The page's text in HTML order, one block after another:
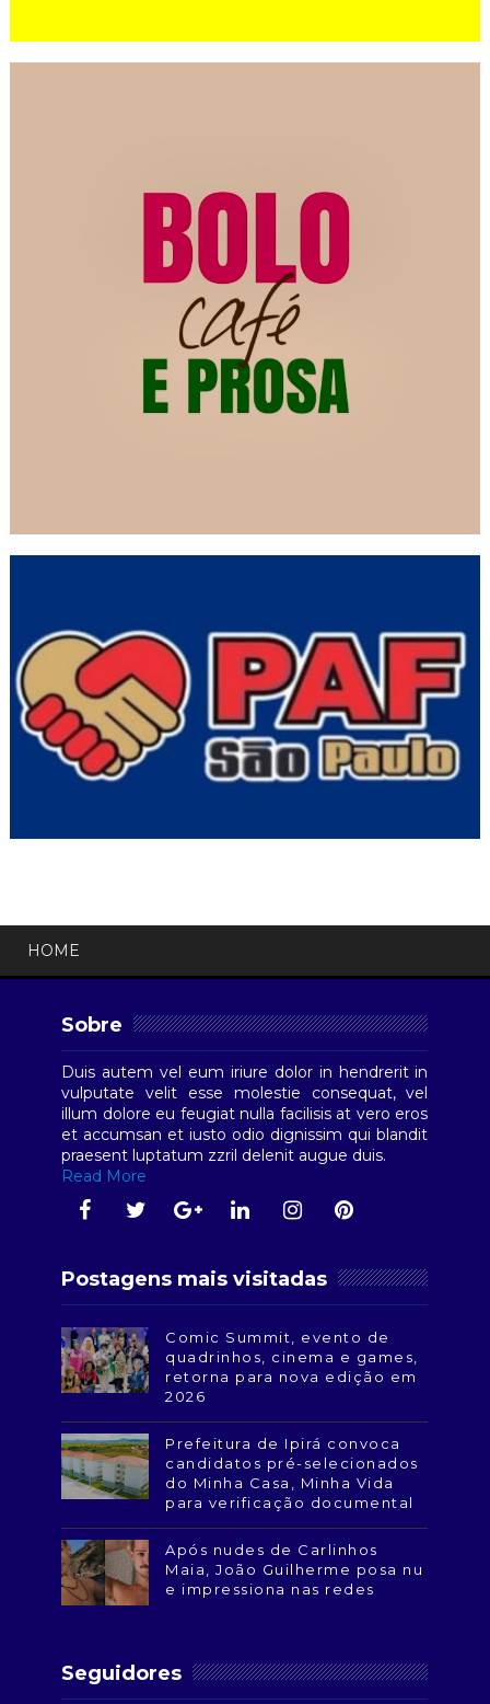
HOME
Sobre
Duis autem vel eum iriure dolor in hendrerit in
vulputate velit esse molestie consequat, vel
illum dolore eu feugiat nulla facilisis at vero eros
et accumsan et iusto odio dignissim qui blandit
praesent luptatum zzril delenit augue duis.
Read More
Postagens mais visitadas
Comic Summit, evento de
quadrinhos, cinema e games,
retorna para nova edição em
2026
Prefeitura de Ipirá convoca
candidatos pré-selecionados
do Minha Casa, Minha Vida
para verificação documental
Após nudes de Carlinhos
Maia, João Guilherme posa nu
e impressiona nas redes
Seguidores